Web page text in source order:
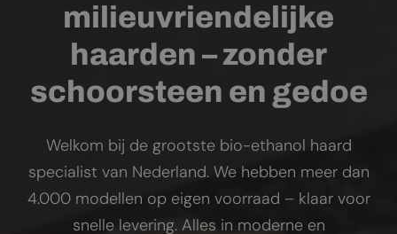
milieuvriendelijke
haarden – zonder
schoorsteen en gedoe
Welkom bij de grootste bio-ethanol haard
specialist van Nederland. We hebben meer dan
4.000 modellen op eigen voorraad – klaar voor
snelle levering. Alles in moderne en